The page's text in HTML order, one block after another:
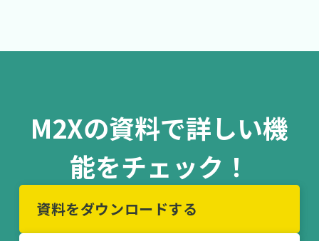
M2Xの資料で詳しい機
能をチェック！
資料をダウンロードする